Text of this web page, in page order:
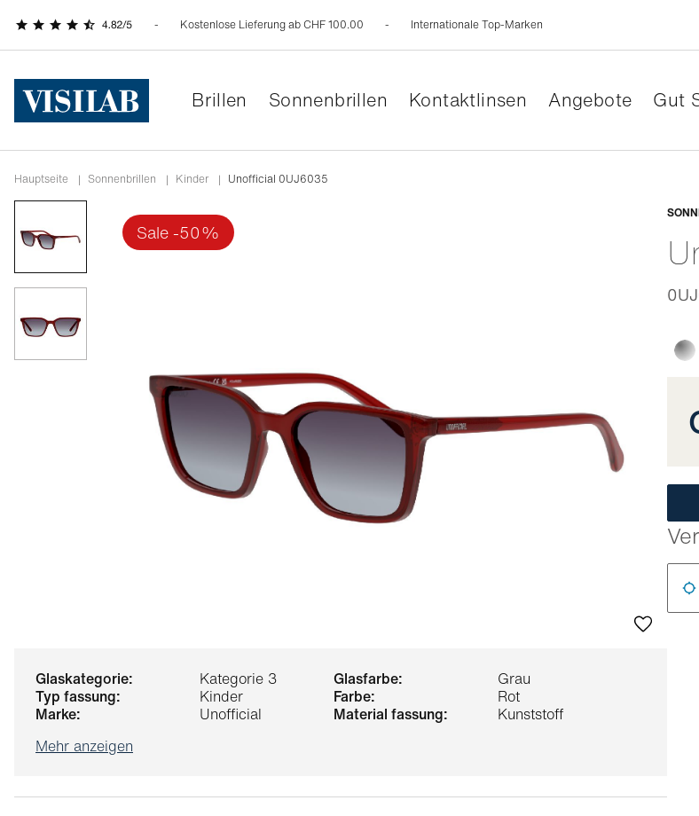
Kostenlose Lieferung ab CHF 100.00 Internationale Top-Marken
Brillen Sonnenbrillen Kontaktlinsen Angebote Gut
Hauptseite | Sonnenbrillen | Kinder | Unofficial 0UJ6035
sale -50%
glaskategorie: Kategorie 3 glasfarbe:
Grau
typ fassung:
Kinder farbe:
Rot
marke:
Unofficial material fassung:
Kunststoff
Mehr anzeigen